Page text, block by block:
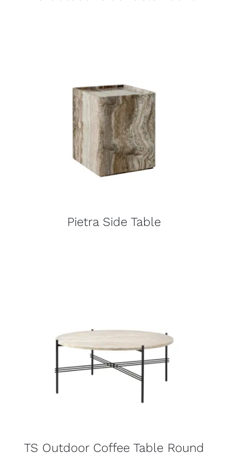
Pietra Side Table
TS Outdoor Coffee Table Round